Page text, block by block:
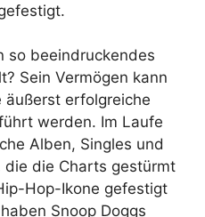
so beeindruckendes
Sein Vermögen kann
äußerst erfolgreiche
werden. Im Laufe
Alben, Singles und
die Charts gestürmt
Hop-Ikone gefestigt
Snoop Doggs